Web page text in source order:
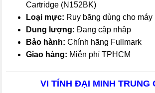
Cartridge (N152BK)
Loại mực: Ruy băng dùng cho máy
Dung lượng: Đang cập nhập
Bảo hành: Chính hãng Fullmark
Giao hàng: Miễn phí TPHCM
VI TÍNH ĐẠI MINH TRUNG